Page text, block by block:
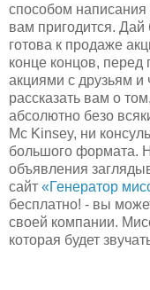
способом написания
вам пригодится. Дай
готова к продаже
конце концов, перед
акциями с друзьям
рассказать вам о
абсолютно безо
Mc Kinsey, ни
большого формата.
объявления
сайт «Генератор
бесплатно! - вы
своей компании.
которая будет